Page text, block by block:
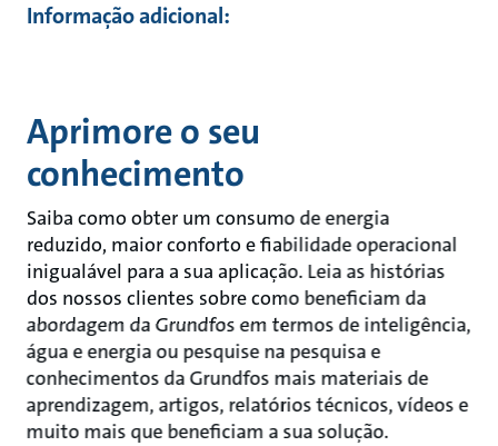
Informação adicional:
Aprimore o seu
conhecimento
Saiba como obter um consumo de energia
reduzido, maior conforto e fiabilidade operacional
inigualável para a sua aplicação. Leia as histórias
dos nossos clientes sobre como beneficiam da
abordagem da Grundfos em termos de inteligência,
água e energia ou pesquise na pesquisa e
conhecimentos da Grundfos mais materiais de
aprendizagem, artigos, relatórios técnicos, vídeos e
muito mais que beneficiam a sua solução.